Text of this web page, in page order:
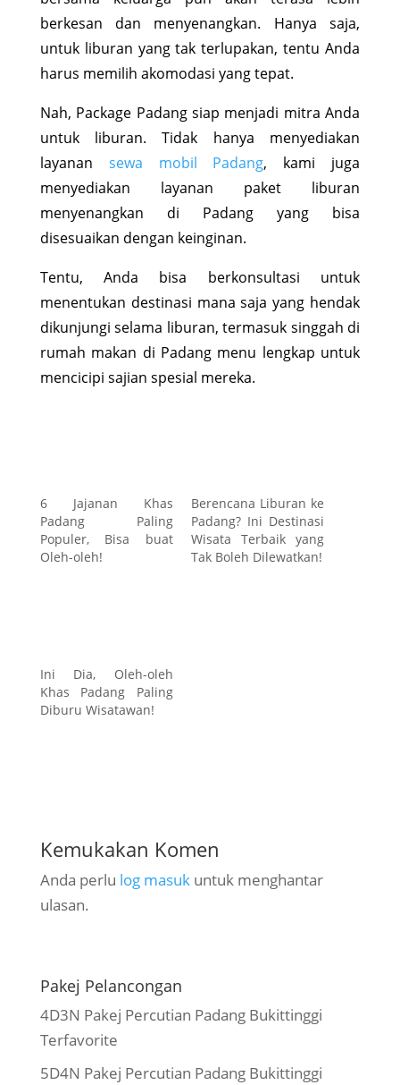
berkesan dan menyenangkan. Hanya saja,
untuk liburan yang tak terlupakan, tentu Anda
harus memilih akomodasi yang tepat.
Nah, Package Padang siap menjadi mitra Anda
untuk liburan. Tidak hanya menyediakan
layanan sewa mobil Padang, kami juga
menyediakan layanan paket liburan
menyenangkan di Padang yang bisa
disesuaikan dengan keinginan.
Tentu, Anda bisa berkonsultasi untuk
menentukan destinasi mana saja yang hendak
dikunjungi selama liburan, termasuk singgah di
rumah makan di Padang menu lengkap untuk
mencicipi sajian spesial mereka.
6 Jajanan Khas
Padang Paling
Populer, Bisa buat
Oleh-oleh!
Berencana Liburan ke
Padang? Ini Destinasi
Wisata Terbaik yang
Tak Boleh Dilewatkan!
Ini Dia, Oleh-oleh
Khas Padang Paling
Diburu Wisatawan!
Kemukakan Komen
Anda perlu log masukuntuk menghantar
ulasan.
Pakej Pelancongan
4D3N Pakej Percutian Padang Bukittinggi
Terfavorite
5D4N Pakej Percutian Padang Bukittinggi